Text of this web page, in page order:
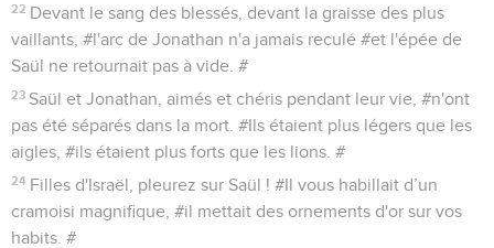
22 Devant le sang des blessés, devant la graisse des plus
vaillants, #l'arc de Jonathan n'a jamais reculé #et l'épée de
Saül ne retournait pas à vide. #
23 Saül et Jonathan, aimés et chéris pendant leur vie, #n'ont
pas été séparés dans la mort. #Ils étaient plus légers que les
aigles, #ils étaient plus forts que les lions. #
24 Filles d'Israël, pleurez sur Saül ! #Il vous habillait d’un
cramoisi magnifique, #il mettait des ornements d'or sur vos
habits. #